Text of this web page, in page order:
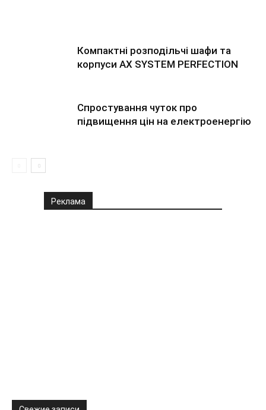
Компактні розподільчі шафи та
корпуси AX SYSTEM PERFECTION
Спростування чуток про
підвищення цін на електроенергію
Реклама